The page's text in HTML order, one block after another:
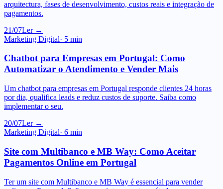
21/07Ler →
Marketing Digital
Chatbot para Empresas em Portugal: Como
Um chatbot para empresas em Portugal responde clientes 24 horas
implementar o seu.
20/07Ler →
Marketing Digital·
Site com Multibanco e MB Way: Como Aceitar
Ter um site com Multibanco e MB Way é essencial para vender
online em Portugal. Saiba como integrar estes métodos e aumentar a
conversão da sua loja.